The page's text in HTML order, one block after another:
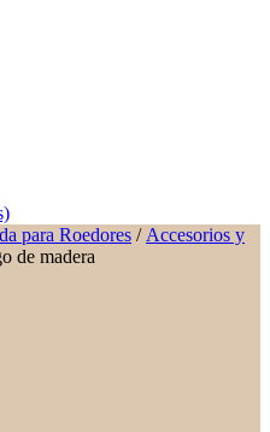
para Roedores / Accesorios y
de madera